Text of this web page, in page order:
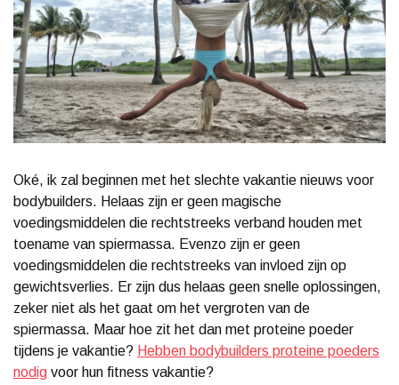
Oké, ik zal beginnen met het slechte vakantie nieuws voor
bodybuilders. Helaas zijn er geen magische
voedingsmiddelen die rechtstreeks verband houden met
toename van spiermassa. Evenzo zijn er geen
voedingsmiddelen die rechtstreeks van invloed zijn op
gewichtsverlies. Er zijn dus helaas geen snelle oplossingen,
zeker niet als het gaat om het vergroten van de
spiermassa. Maar hoe zit het dan met proteine poeder
tijdens je vakantie? Hebben bodybuilders proteine poeders
nodig voor hun fitness vakantie?